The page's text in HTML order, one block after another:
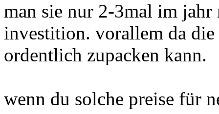
man sie nur 2-3mal im
investition. vorallem da die
ordentlich zupacken kann.
wenn du solche preise für